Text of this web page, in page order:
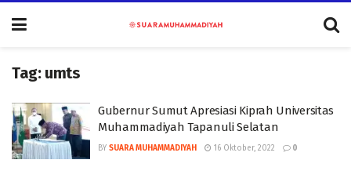
Tag: umts
Gubernur Sumut Apresiasi Kiprah Universitas
Muhammadiyah Tapanuli Selatan
BY SUARA MUHAMMADIYAH 16 Oktober, 2022 0